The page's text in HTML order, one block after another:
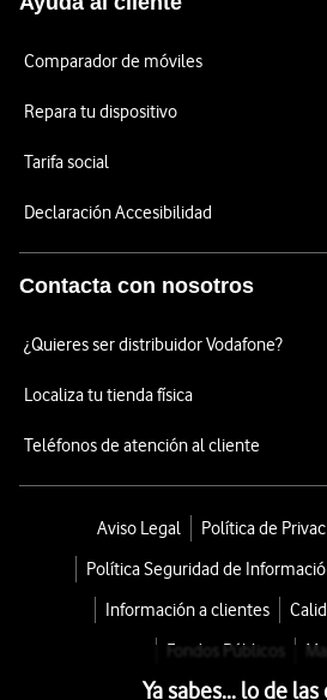
Comparador de móviles
Repara tu dispositivo
Tarifa social
Declaración Accesibilidad
Contacta con nosotros
¿Quieres ser distribuidor Vodafone?
Localiza tu tienda física
Teléfonos de atención al cliente
Aviso Legal
Política de
Política Seguridad de
Información a clientes
Fondos Públicos
Ya sabes... lo de